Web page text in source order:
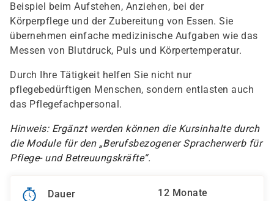
Beispiel beim Aufstehen, Anziehen, bei der
Körperpflege und der Zubereitung von Essen. Sie
übernehmen einfache medizinische Aufgaben wie das
Messen von Blutdruck, Puls und Körpertemperatur.
Durch Ihre Tätigkeit helfen Sie nicht nur
pflegebedürftigen Menschen, sondern entlasten auch
das Pflegefachpersonal.
Hinweis: Ergänzt werden können die Kursinhalte durch
die Module für den „Berufsbezogener Spracherwerb für
Pflege- und Betreuungskräfte“.
Dauer 12 Monate